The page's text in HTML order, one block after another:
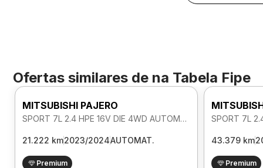
Ofertas similares de na Tabela Fipe
MITSUBISHI PAJERO
SPORT 7L 2.4 HPE 16V DIE 4WD AUTOMATICO
21.222 km2023/2024AUTOMAT.
Premium
43.379 km
Premium